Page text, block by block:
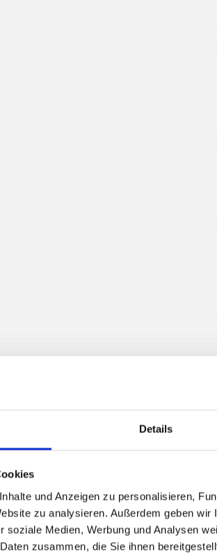
Details
und Anzeigen zu personalisieren,
zu analysieren. Außerdem geben
soziale Medien, Werbung und Analysen
zusammen, die Sie ihnen